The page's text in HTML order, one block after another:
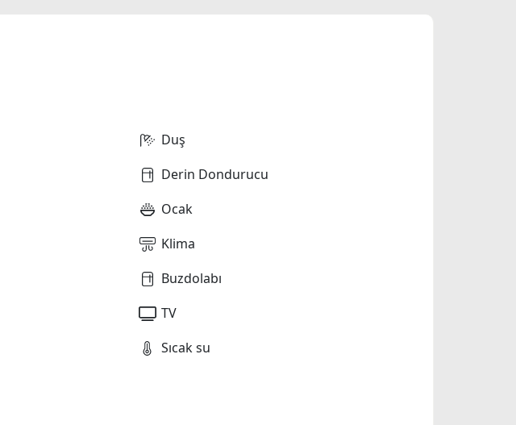
Duş
Derin Dondurucu
Ocak
Klima
Buzdolabı
TV
Sıcak su